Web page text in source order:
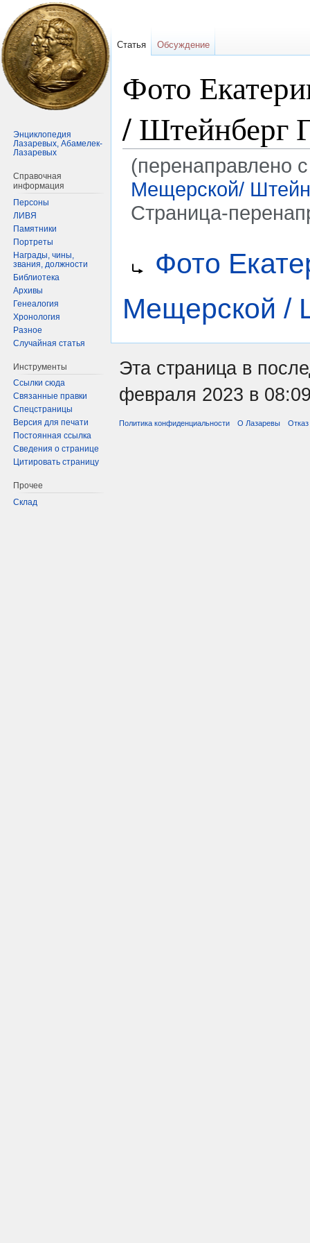
Фото
/ Штейнберг
(перенаправлено
Мещерской/
Страница-
навигации
поиску
Фото
Мещерской /
Статья Обсуждение
Энциклопедия
Лазаревых, Абамелек-
Лазаревых
Справочная
информация
Персоны
ЛИВЯ
Памятники
Портреты
Награды, чины,
звания, должности
Библиотека
Архивы
Генеалогия
Хронология
Разное
Случайная статья
Инструменты
Ссылки сюда
Связанные правки
Спецстраницы
Версия для печати
Постоянная ссылка
Сведения о странице
Цитировать страницу
Прочее
Склад
Эта страница в
февраля 2023 в
Политика конфиденциальности О Лазаревы Отказ